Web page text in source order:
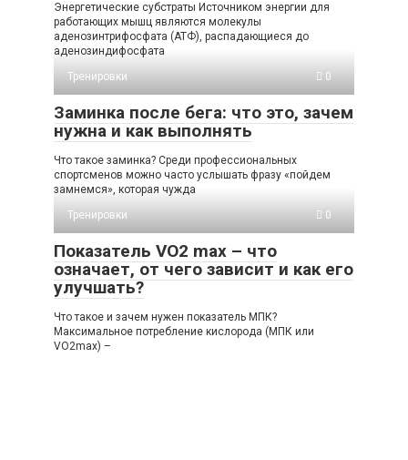
Энергетические субстраты Источником энергии для
работающих мышц являются молекулы
аденозинтрифосфата (АТФ), распадающиеся до
аденозиндифосфата
Тренировки
0
Заминка после бега: что это, зачем
нужна и как выполнять
Что такое заминка? Среди профессиональных
спортсменов можно часто услышать фразу «пойдем
замнемся», которая чужда
Тренировки
0
Показатель VO2 max – что
означает, от чего зависит и как его
улучшать?
Что такое и зачем нужен показатель МПК?
Максимальное потребление кислорода (МПК или
VO2max) –